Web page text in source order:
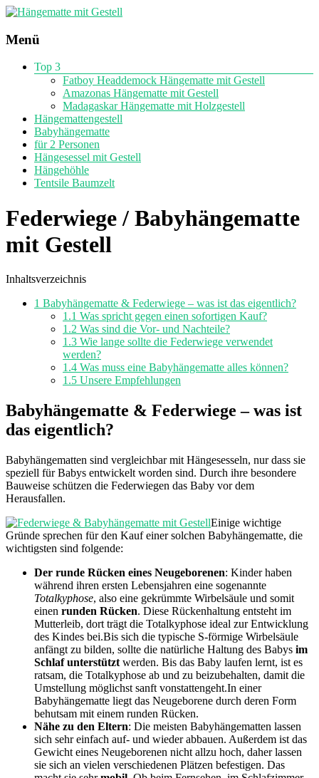
Hängematte
Test
Menü
Top 3
Fatboy Headdemock Hängematte mit Gestell
Amazonas Hängematte mit Gestell
Madagaskar Hängematte mit Holzgestell
Hängemattengestell
Babyhängematte
für 2 Personen
Hängesessel mit Gestell
Hängehöhle
Tentsile Baumzelt
Federwiege / Babyhängematte
mit Gestell
Inhaltsverzeichnis
1 Babyhängematte & Federwiege – was ist das eigentlich?
1.1 Was spricht gegen einen sofortigen Kauf?
1.2 Was sind die Vor- und Nachteile?
1.3 Wie lange sollte die Federwiege verwendet
werden?
1.4 Was muss eine Babyhängematte alles können?
1.5 Unsere Empfehlungen
Babyhängematte & Federwiege – was ist
das eigentlich?
Babyhängematten sind vergleichbar mit Hängesesseln, nur dass sie
speziell für Babys entwickelt worden sind. Durch ihre besondere
Bauweise schützen die Federwiegen das Baby vor dem
Herausfallen.
Einige wichtige
Gründe sprechen für den Kauf einer solchen Babyhängematte, die
wichtigsten sind folgende:
Der runde Rücken eines Neugeborenen: Kinder haben
während ihren ersten Lebensjahren eine sogenannte
Totalkyphose, also eine gekrümmte Wirbelsäule und somit
einen runden Rücken. Diese Rückenhaltung entsteht im
Mutterleib, dort trägt die Totalkyphose ideal zur Entwicklung
des Kindes bei.Bis sich die typische S-förmige Wirbelsäule
anfängt zu bilden, sollte die natürliche Haltung des Babys im
Schlaf unterstützt werden. Bis das Baby laufen lernt, ist es
ratsam, die Totalkyphose ab und zu beizubehalten, damit die
Umstellung möglichst sanft vonstattengeht.In einer
Babyhängematte liegt das Neugeborene durch deren Form
behutsam mit einem runden Rücken.
Nähe zu den Eltern: Die meisten Babyhängematten lassen
sich sehr einfach auf- und wieder abbauen. Außerdem ist das
Gewicht eines Neugeborenen nicht allzu hoch, daher lassen
sie sich an vielen verschiedenen Plätzen befestigen. Das